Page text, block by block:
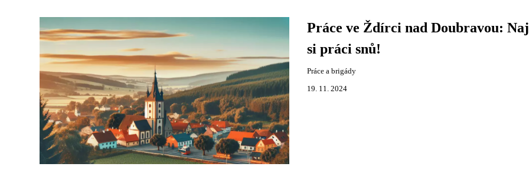
Práce ve Ždírci nad Doubravou:
si práci snů!
Práce a brigády
19. 11. 2024